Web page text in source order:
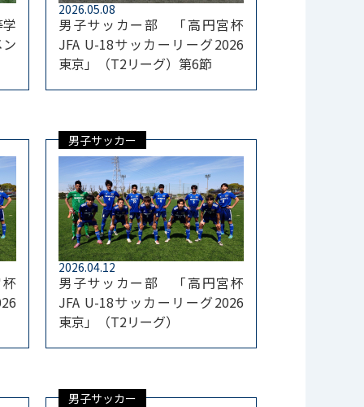
2026.05.08
男子サッカー部 「高円宮杯
JFA U-18サッカーリーグ2026
東京」（T2リーグ）第6節
男子サッカー
2026.04.12
男子サッカー部 「高円宮杯
JFA U-18サッカーリーグ2026
東京」（T2リーグ）
男子サッカー